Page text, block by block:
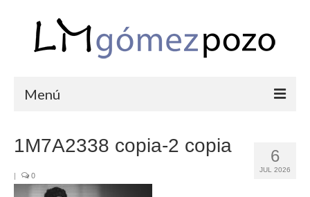
Menú
COMUNIONES
6
JUL 2026
1M7A2338 copia-2 copia
| 0